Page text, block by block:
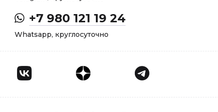
+7 980 121 19 24
Whatsapp, круглосуточно